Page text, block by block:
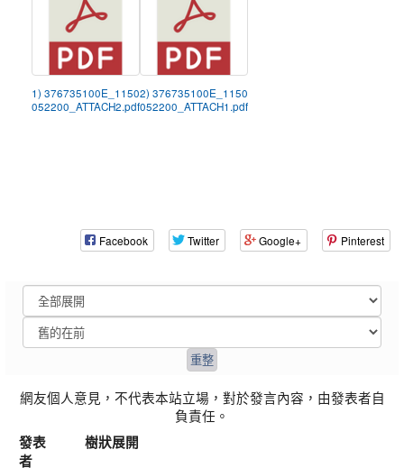
1) 376735100E_1150
052200_ATTACH2.pdf
2) 376735100E_1150
052200_ATTACH1.pdf
Facebook Twitter Google+ Pinterest
網友個人意見，不代表本站立場，對於發言內容，由發表者自
負責任。
發表
者
樹狀展開